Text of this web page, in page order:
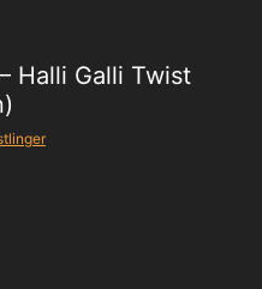
Halli Galli Twist